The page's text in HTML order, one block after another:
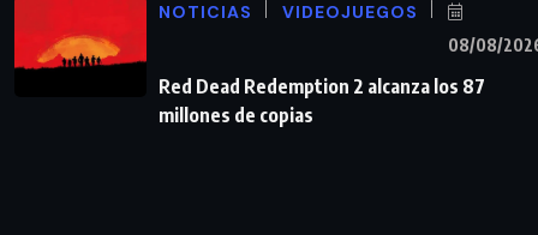
NOTICIAS VIDEOJUEGOS
08/08/
Red Dead Redemption 2 alcanza los 87
millones de copias